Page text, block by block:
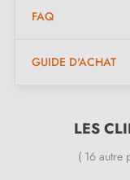
Matériau :
Poignée de
Garantie
FAQ
GUIDE D'ACHAT
LES
( 16 autre